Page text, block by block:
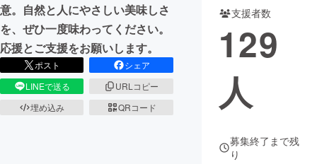
意。自然と人にやさしい美味しさ
を、ぜひ一度味わってください。
応援とご支援をお願いします。
ポスト
シェア
LINEで送る
URLコピー
埋め込み
QRコード
支援者数
129
人
募集終了まで残
り